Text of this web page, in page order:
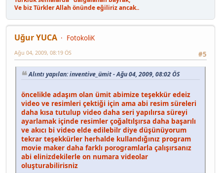
Ve biz Türkler Allah önünde eğiliriz ancak..
Uğur YUCA
FotokoliK
#5
Ağu 04, 2009, 08:19 ÖS
Alıntı yapılan: inventive_ümit - Ağu 04, 2009, 08:02 ÖS
öncelikle adaşım olan ümit abimize teşekkür edeiz
video ve resimleri çektiği için ama abi resim süreleri
daha kısa tutulup video daha seri yapılırsa süreyi
ayarlamak içinde resimler çoğaltılşırsa daha başarılı
ve akıcı bi video elde edilebilr diye düşünüyorum
tekrar teşekkürler herhalde kullandığınız program
movie maker daha farklı porogramlarla çalışırsanız
abi elinizdekilerle on numara videolar
oluşturabilirisniz